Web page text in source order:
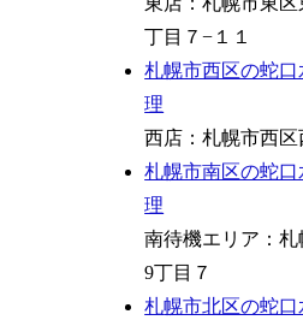
丁目７−１１
札幌市西区の蛇
理
西店：札幌市西区
札幌市南区の蛇
理
南待機エリア：
9丁目７
札幌市北区の蛇